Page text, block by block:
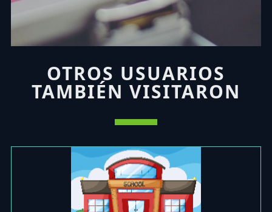
OTROS USUARIOS
TAMBIÉN VISITARON